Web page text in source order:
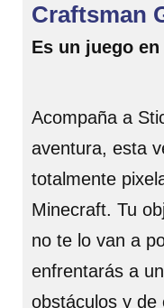
Craftsman
Es un juego
Acompaña a
aventura, esta
totalmente
Minecraft. Tu
no te lo van a
enfrentarás a
obstáculos y de